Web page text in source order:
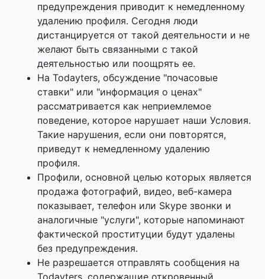
предупреждения приводит к немедленному
удалению профиля. Сегодня люди
дистанцируется от такой деятельности и не
желают быть связанными с такой
деятельностью или поощрять ее.
На Todayters, обсуждение "почасовые
ставки" или "информация о ценах"
рассматривается как неприемлемое
поведение, которое нарушает наши Условия.
Такие нарушения, если они повторятся,
приведут к немедленному удалению
профиля.
Профили, основной целью которых является
продажа фотографий, видео, веб-камера
показывает, телефон или Skype звонки и
аналогичные "услуги", которые напоминают
фактической проституции будут удалены
без предупреждения.
Не разрешается отправлять сообщения на
Todayters, содержащие откровенный